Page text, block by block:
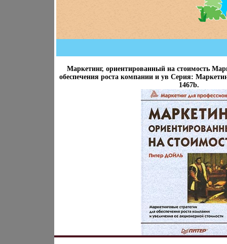
Маркетинг, ориентированный на стоимость
обеспечения роста компании и ув Серия:
1467b.